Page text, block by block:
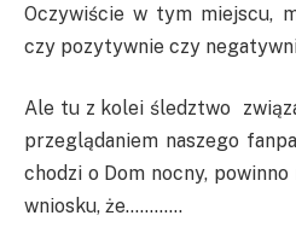
Oczywiście w tym miejscu,
czy pozytywnie czy
Ale tu z kolei śledztwo
przeglądaniem naszego
chodzi o Dom nocny,
wniosku, że…………